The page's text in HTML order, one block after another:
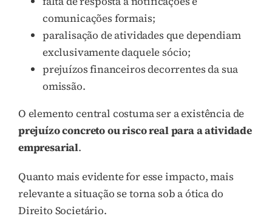
comunicações formais;
paralisação de atividades que dependiam
exclusivamente daquele sócio;
prejuízos financeiros decorrentes da sua
omissão.
O elemento central costuma ser a existência de
prejuízo concreto ou risco real para a atividade
empresarial.
Quanto mais evidente for esse impacto, mais
relevante a situação se torna sob a ótica do
Direito Societário.